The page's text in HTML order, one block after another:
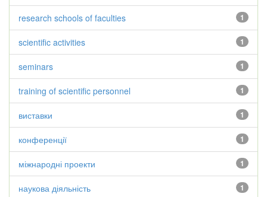
1
research schools of faculties
1
scientific activities
1
seminars
1
training of scientific personnel
1
виставки
1
конференції
1
міжнародні проекти
1
наукова діяльність